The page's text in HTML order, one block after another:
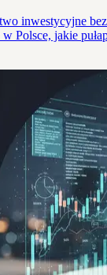
inwestycyjne
Polsce, jakie